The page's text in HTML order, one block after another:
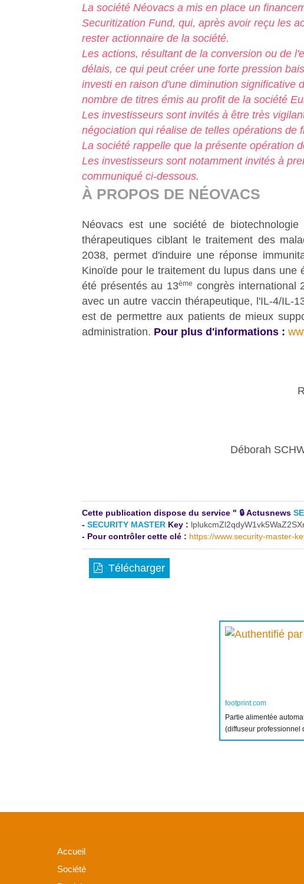
La société Néovacs a mis en place un
Securitization Fund, qui, après avoir reçu les
rester actionnaire de la société.
Les actions, résultant de la conversion ou de
délais, ce qui peut créer une forte pression
investi en raison d'une diminution significative
nombre de titres émis au profit de la société
Les investisseurs sont invités à être très
négociation qui réalise de telles opérations de
La société rappelle que la présente opération
Les investisseurs sont notamment invités à
communiqué ci-dessous.
À PROPOS DE NÉOVACS
Néovacs est une société de
thérapeutiques ciblant le traitement des
2038, permet d'induire une réponse
Kinoïde pour le traitement du lupus dans
été présentés au 13ème congrès international
avec un autre vaccin thérapeutique, l'IL-4/IL-
est de permettre aux patients de mieux
administration. Pour plus d'informations :
Déborah
Cette publication dispose du service " 🔒 Actusnews
- SECURITY MASTER Key :
- Pour contrôler cette clé : https://www.security-master-
Télécharger
footprint.com
Partie alimentée
(diffuseur professionnel
Accueil
Société